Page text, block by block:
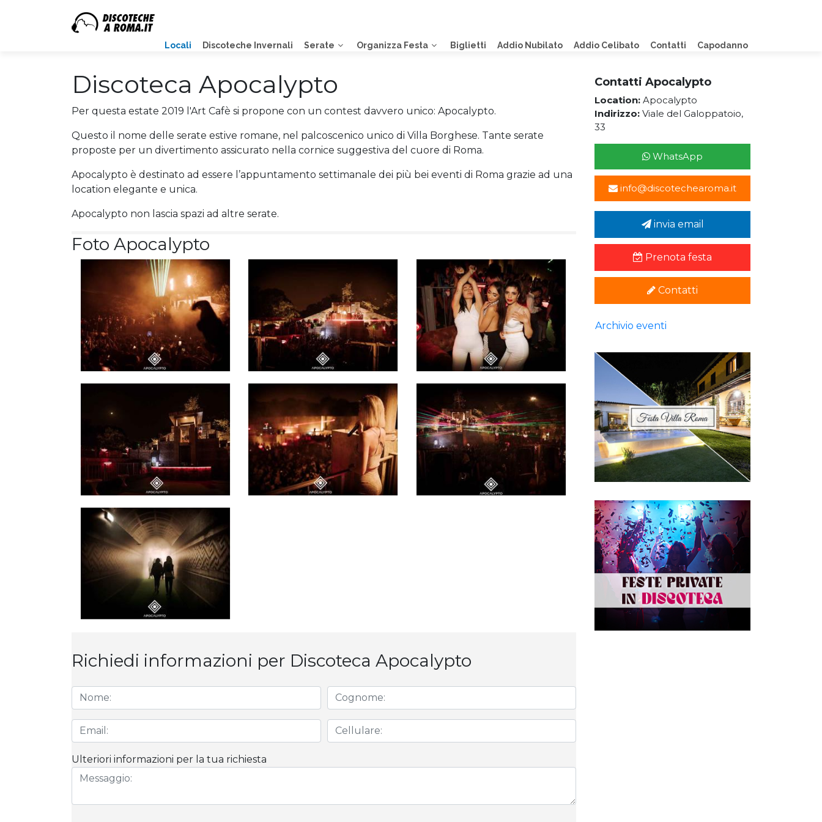
Locali Discoteche Invernali Serate Organizza Festa Biglietti Addio Nubilato Addio Celibato Contatti Capodanno
Discoteca Apocalypto
Per questa estate 2019 l'Art Cafè si propone con un contest davvero unico: Apocalypto.
Questo il nome delle serate estive romane, nel palcoscenico unico di Villa Borghese. Tante serate
proposte per un divertimento assicurato nella cornice suggestiva del cuore di Roma.
Apocalypto è destinato ad essere l’appuntamento settimanale dei più bei eventi di Roma grazie ad una
location elegante e unica.
Apocalypto non lascia spazi ad altre serate.
Foto Apocalypto
Richiedi informazioni per Discoteca Apocalypto
Ulteriori informazioni per la tua richiesta
Contatti Apocalypto
Location: Apocalypto
Indirizzo: Viale del Galoppatoio,
33
WhatsApp
info@discotechearoma.it
invia email
Prenota festa
Contatti
Archivio eventi